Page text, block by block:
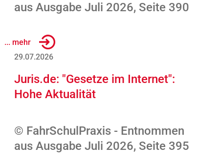
aus Ausgabe Juli 2026, Seite 390
... mehr
29.07.2026
Juris.de: "Gesetze im Internet":
Hohe Aktualität
© FahrSchulPraxis - Entnommen
aus Ausgabe Juli 2026, Seite 395